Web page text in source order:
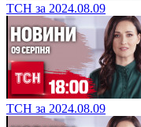
ТСН за 2024.08.09
ТСН за 2024.08.09